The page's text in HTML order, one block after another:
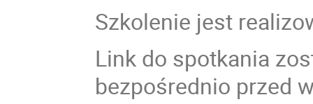
Szkolenie jest
Link do spotkania
bezpośrednio przed